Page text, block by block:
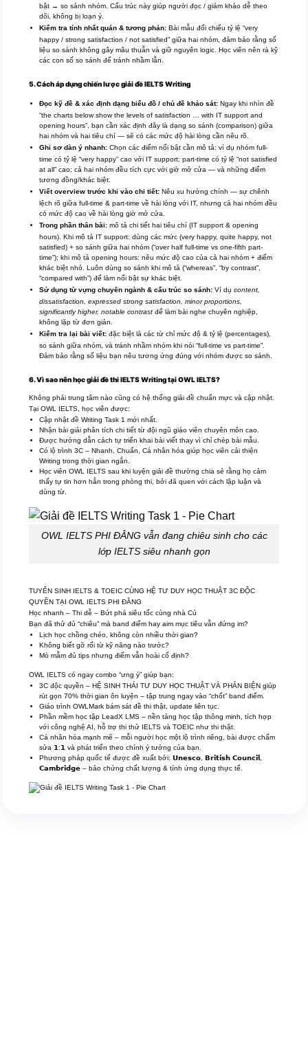
bật → so sánh nhóm. Cấu trúc này giúp người đọc / giám khảo dễ theo
dõi, không bị loạn ý.
Kiểm tra tính nhất quán & tương phản: Bài mẫu đối chiếu tỷ lệ “very
happy / strong satisfaction / not satisfied” giữa hai nhóm, đảm bảo rằng số
liệu so sánh không gây mâu thuẫn và giữ nguyên logic. Học viên nên rà kỹ
các con số so sánh để tránh nhầm lẫn.
5. Cách áp dụng chiến lược giải đề IELTS Writing
Đọc kỹ đề & xác định dạng biểu đồ / chủ đề khảo sát: Ngay khi nhìn đề
“the charts below show the levels of satisfaction … with IT support and
opening hours”, bạn cần xác định đây là dạng so sánh (comparison) giữa
hai nhóm và hai tiêu chí — sẽ có các mức độ hài lòng cần nêu rõ.
Ghi sơ dàn ý nhanh: Chọn các điểm nổi bật cần mô tả: ví dụ nhóm full-
time có tỷ lệ “very happy” cao với IT support; part-time có tỷ lệ “not satisfied
at all” cao; cả hai nhóm đều tích cực với giờ mở cửa — và những điểm
tương đồng/khác biệt.
Viết overview trước khi vào chi tiết: Nêu xu hướng chính — sự chênh
lệch rõ giữa full-time & part-time về hài lòng với IT, nhưng cả hai nhóm đều
có mức độ cao về hài lòng giờ mở cửa.
Trong phần thân bài: mô tả chi tiết hai tiêu chí (IT support & opening
hours). Khi mô tả IT support: dùng các mức (very happy, quite happy, not
satisfied) + so sánh giữa hai nhóm (“over half full-time vs one-fifth part-
time”); khi mô tả opening hours: nêu mức độ cao của cả hai nhóm + điểm
khác biệt nhỏ. Luôn dùng so sánh khi mô tả (“whereas”, “by contrast”,
“compared with”) để làm nổi bật sự khác biệt.
Sử dụng từ vựng chuyên ngành & cấu trúc so sánh: Ví dụcontent,
dissatisfaction, expressed strong satisfaction, minor proportions,
significantly higher, notable contrast để làm bài nghe chuyên nghiệp,
không lặp từ đơn giản.
Kiểm tra lại bài viết: đặc biệt là các từ chỉ mức độ & tỷ lệ (percentages),
so sánh giữa nhóm, và tránh nhầm nhóm khi nói “full-time vs part-time”.
Đảm bảo rằng số liệu bạn nêu tương ứng đúng với nhóm được so sánh.
6. Vì sao nên học giải đề thi IELTS Writing tại OWL IELTS?
Không phải trung tâm nào cũng có hệ thống giải đề chuẩn mực và cập nhật.
Tại OWL IELTS, học viên được:
Cập nhật đề Writing Task 1 mới nhất.
Nhận bài giải phân tích chi tiết từ đội ngũ giáo viên chuyên môn cao.
Được hướng dẫn cách tự triển khai bài viết thay vì chỉ chép bài mẫu.
Có lộ trình 3C – Nhanh, Chuẩn, Cá nhân hóa giúp học viên cải thiện
Writing trong thời gian ngắn.
Học viên OWL IELTS sau khi luyện giải đề thường chia sẻ rằng họ cảm
thấy tự tin hơn hẳn trong phòng thi, bởi đã quen với cách lập luận và
dùng từ.
OWL IELTS PHI ĐẰNG vẫn đang chiêu sinh cho các
lớp IELTS siêu nhanh gọn
TUYỂN SINH IELTS & TOEIC CÙNG HỆ TƯ DUY HỌC THUẬT 3C ĐỘC
QUYỀN TẠI OWL IELTS PHI ĐẰNG
Học nhanh – Thi dễ – Bứt phá siêu tốc cùng nhà Cú
Bạn đã thử đủ “chiêu” mà band điểm hay aim mục tiêu vẫn đứng im?
Lịch học chồng chéo, không còn nhiều thời gian?
Không biết gỡ rối từ kỹ năng nào trước?
Mò mẫm đủ tips nhưng điểm vẫn hoài cố định?
OWL IELTS có ngay combo “ưng ý” giúp bạn:
3C độc quyền – HỆ SINH THÁI TƯ DUY HỌC THUẬT VÀ PHẢN BIỆN giúp
rút gọn 70% thời gian ôn luyện – tập trung ngay vào “chốt” band điểm.
Giáo trình OWLMark bám sát đề thi thật, update liên tục.
Phần mềm học tập LeadX LMS – nền tảng học tập thông minh, tích hợp
với công nghệ AI, hỗ trợ thi thử IELTS và TOEIC như thi thật.
Cá nhân hóa mạnh mẽ – mỗi người học một lộ trình riêng, bài được chấm
sửa 𝟭:𝟭 và phát triển theo chính ý tưởng của bạn.
Phương pháp quốc tế được đề xuất bởi: 𝗨𝗻𝗲𝘀𝗰𝗼, 𝗕𝗿𝗶𝘁𝗶𝘀𝗵 𝗖𝗼𝘂𝗻𝗰𝗶𝗹,
𝗖𝗮𝗺𝗯𝗿𝗶𝗱𝗴𝗲 – bảo chứng chất lượng & tính ứng dụng thực tế.